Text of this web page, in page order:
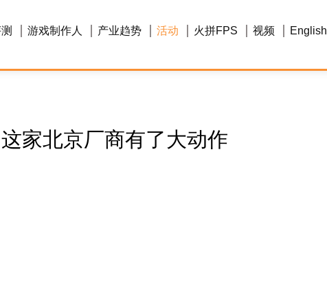
游戏制作人 产业趋势 活动 火拼FPS 视频 English
家北京厂商有了大动作